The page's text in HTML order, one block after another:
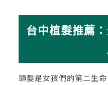
台中植髮推薦
頭髮是女孩們的第二生